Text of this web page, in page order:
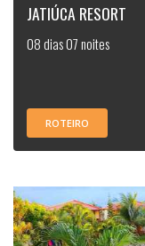
JATIÚCA RESORT
08 dias 07 noites
ROTEIRO